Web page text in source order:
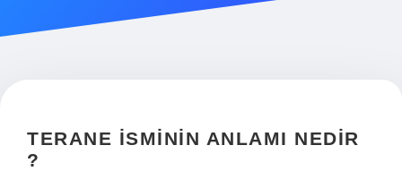
TERANE ISMININ ANLAMI NEDIR
?